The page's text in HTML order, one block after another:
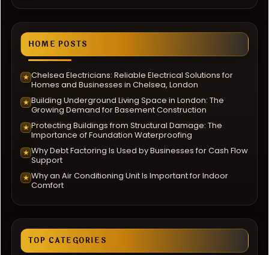
HOME POSTS
★ Chelsea Electricians: Reliable Electrical Solutions for
Homes and Businesses in Chelsea, London
★ Building Underground Living Space in London: The
Growing Demand for Basement Construction
★ Protecting Buildings from Structural Damage: The
Importance of Foundation Waterproofing
★ Why Debt Factoring Is Used by Businesses for Cash Flow
Support
★ Why an Air Conditioning Unit Is Important for Indoor
Comfort
TOP CATEGORIES